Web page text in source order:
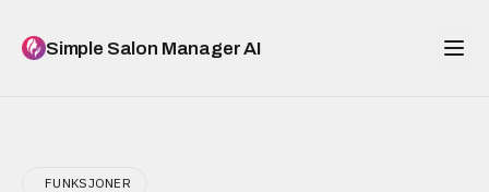
Simple Salon Manager AI
FUNKSJONER